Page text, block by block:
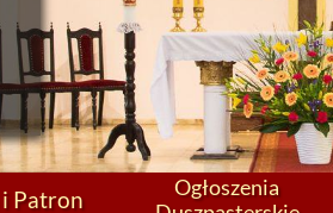
Patron
Ogłoszenia